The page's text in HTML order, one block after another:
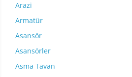
Arazi
Armatür
Asansör
Asansörler
Asma Tavan